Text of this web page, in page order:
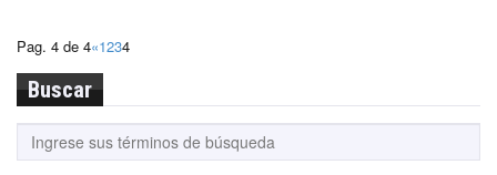
Pag. 4 de 4«1234
Buscar